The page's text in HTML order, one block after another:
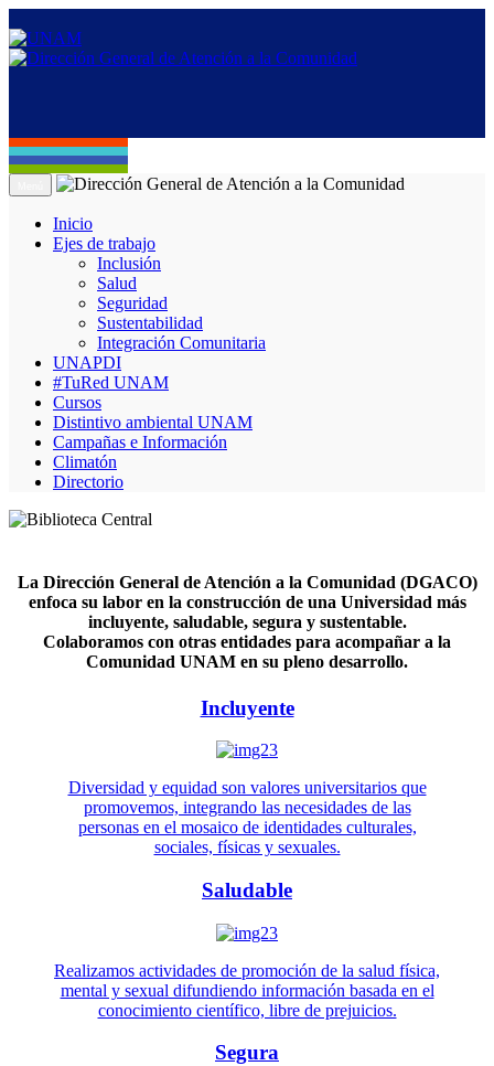
Inicio
Ejes de trabajo
Inclusión
Salud
Seguridad
Sustentabilidad
Integración Comunitaria
UNAPDI
#TuRed UNAM
Cursos
Distintivo ambiental UNAM
Campañas e Información
Climatón
Directorio
La Dirección General de Atención a la Comunidad (DGACO)
enfoca su labor en la construcción de una Universidad más
incluyente, saludable, segura y sustentable.
Colaboramos con otras entidades para acompañar a la
Comunidad UNAM en su pleno desarrollo.
Incluyente
Diversidad y equidad son valores universitarios que
promovemos, integrando las necesidades de las
personas en el mosaico de identidades culturales,
sociales, físicas y sexuales.
Saludable
Realizamos actividades de promoción de la salud física,
mental y sexual difundiendo información basada en el
conocimiento científico, libre de prejuicios.
Segura